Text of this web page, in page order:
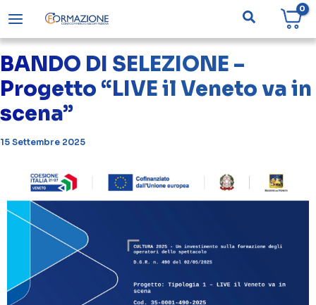
contenuto
Cerca
BANDO DI SELEZIONE –
Progetto “LIVE il Veneto va in
scena”
15 Settembre 2025